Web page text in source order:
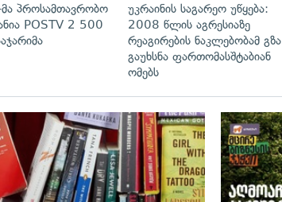
პროსამთავრობო
POSTV 2 500
უკრაინის საგარეო უწყება:
2008 წლის აგრესიაზე
რეაგირების ნაკლებობამ გზა
გაუხსნა ფართომასშტაბიან
ომებს
გადახედვა